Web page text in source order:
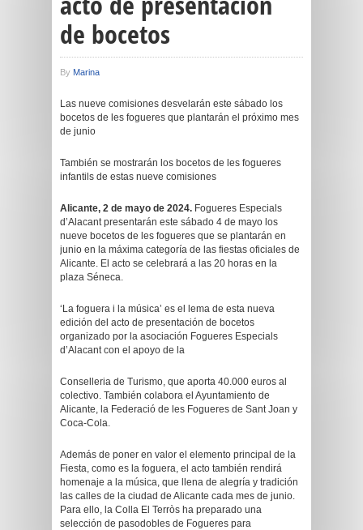
de bocetos
By Marina
Las nueve comisiones desvelarán este sábado los
bocetos de les fogueres que plantarán el próximo mes
de junio
También se mostrarán los bocetos de les fogueres
infantils de estas nueve comisiones
Alicante, 2 de mayo de 2024. Fogueres Especials
d’Alacant presentarán este sábado 4 de mayo los
nueve bocetos de les fogueres que se plantarán en
junio en la máxima categoría de las fiestas oficiales de
Alicante. El acto se celebrará a las 20 horas en la
plaza Séneca.
‘La foguera i la música’ es el lema de esta nueva
edición del acto de presentación de bocetos
organizado por la asociación Fogueres Especials
d’Alacant con el apoyo de la
Conselleria de Turismo, que aporta 40.000 euros al
colectivo. También colabora el Ayuntamiento de
Alicante, la Federació de les Fogueres de Sant Joan y
Coca-Cola.
Además de poner en valor el elemento principal de la
Fiesta, como es la foguera, el acto también rendirá
homenaje a la música, que llena de alegría y tradición
las calles de la ciudad de Alicante cada mes de junio.
Para ello, la Colla El Terròs ha preparado una
selección de pasodobles de Fogueres para